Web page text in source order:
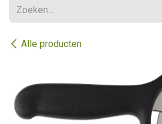
Alle producten